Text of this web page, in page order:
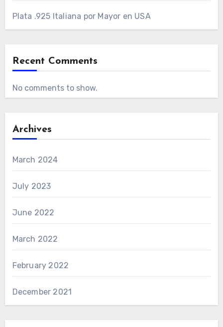
Plata .925 Italiana por Mayor en USA
Recent Comments
No comments to show.
Archives
March 2024
July 2023
June 2022
March 2022
February 2022
December 2021